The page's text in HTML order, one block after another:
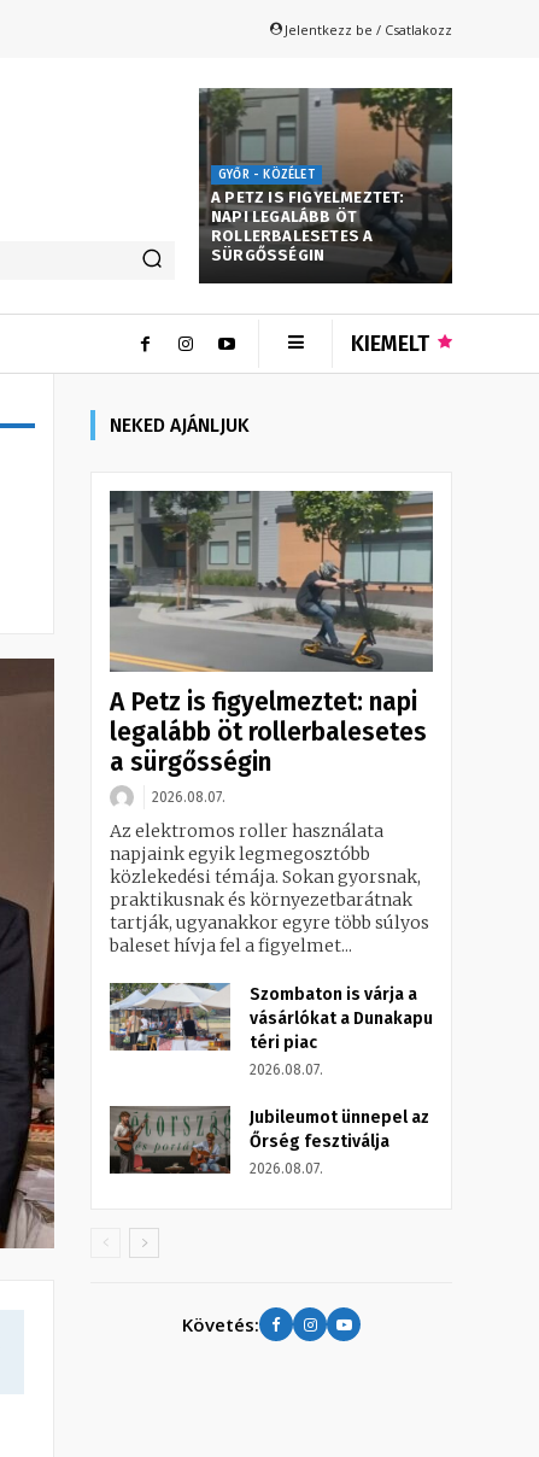
Jelentkezz be / Csatlakozz
GYŐR - KÖZÉLET
A PETZ IS FIGYELMEZTET:
NAPI LEGALÁBB ÖT
ROLLERBALESETES A
SÜRGŐSSÉGIN
KIEMELT
NEKED AJÁNLJUK
A Petz is figyelmeztet: napi
legalább öt rollerbalesetes
a sürgősségin
2026.08.07.
Az elektromos roller használata
napjaink egyik legmegosztóbb
közlekedési témája. Sokan gyorsnak,
praktikusnak és környezetbarátnak
tartják, ugyanakkor egyre több súlyos
baleset hívja fel a figyelmet...
Szombaton is várja a
vásárlókat a Dunakapu
téri piac
2026.08.07.
Jubileumot ünnepel az
Őrség fesztiválja
2026.08.07.
Követés: